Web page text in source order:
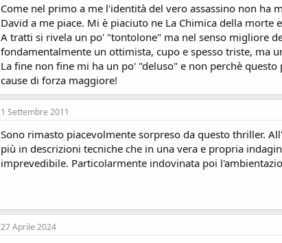
Come nel primo a me l'identità del vero assassino non ha
David a me piace. Mi è piaciuto ne La Chimica della morte
A tratti si rivela un po' "tontolone" ma nel senso migliore
fondamentalmente un ottimista, cupo e spesso triste, ma
La fine non fine mi ha un po' "deluso" e non perchè
cause di forza maggiore!
1 Settembre 2011
Sono rimasto piacevolmente sorpreso da questo thriller.
più in descrizioni tecniche che in una vera e propria
imprevedibile. Particolarmente indovinata poi
27 Aprile 2024